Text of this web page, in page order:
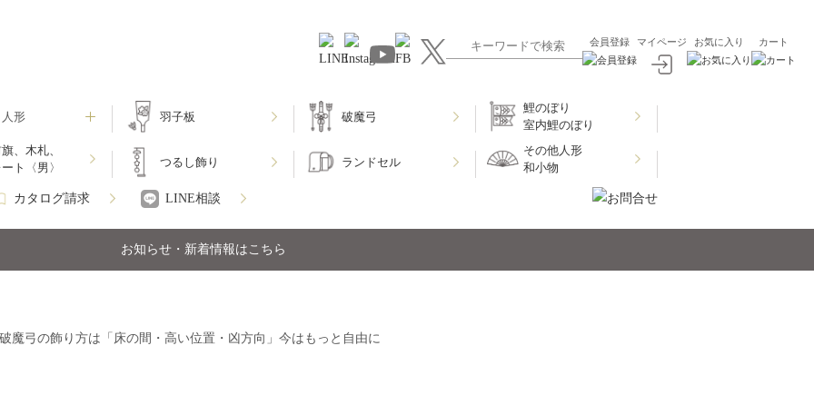
会員登録 マイページ お気に入り カート
形 羽子板 破魔弓
鯉のぼり
室内鯉のぼり
、木札、
ト〈男〉
つるし飾り ランドセル
その他人形
和小物
カタログ請求 LINE相談
お知らせ・新着情報はこちら
破‌魔‌弓‌の‌飾‌り‌方‌は‌「床‌の‌間・‌高‌い‌位‌置・‌凶‌方‌向」‌今‌は‌もっ‌と‌自‌由‌に‌